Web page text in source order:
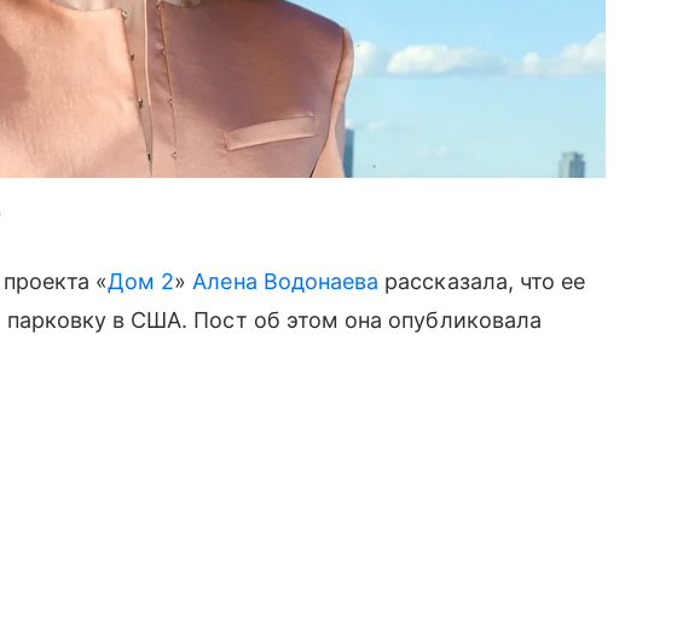
«Дом 2» Алена Водонаева рассказала, что ее
в США. Пост об этом она опубликовала